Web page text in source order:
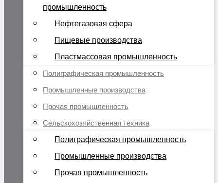
промышленность
Нефтегазовая сфера
Пищевые производства
Пластмассовая промышленность
Полиграфическая промышленность
Промышленные производства
Прочая промышленность
Сельскохозяйственная техника
Полиграфическая промышленность
Промышленные производства
Прочая промышленность